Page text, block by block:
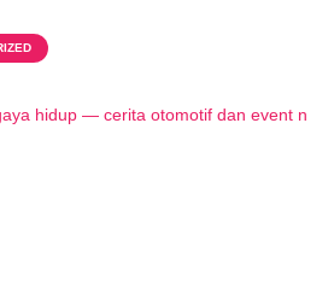
hidup — cerita otomotif dan event n